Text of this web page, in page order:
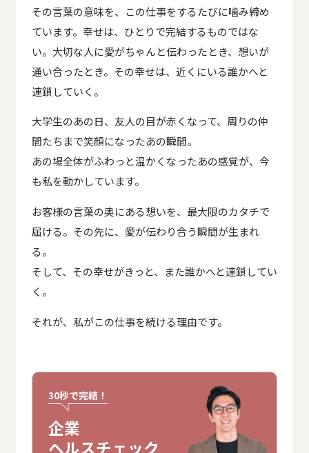
その言葉の意味を、この仕事をするたびに噛み締め
ています。幸せは、ひとりで完結するものではな
い。大切な人に愛がちゃんと伝わったとき、想いが
通い合ったとき。その幸せは、近くにいる誰かへと
連鎖していく。
大学生のあの日、友人の目が赤くなって、周りの仲
間たちまで笑顔になったあの瞬間。
あの場全体がふわっと温かくなったあの感覚が、今
も私を動かしています。
お客様の言葉の奥にある想いを、最大限のカタチで
届ける。その先に、愛が伝わり合う瞬間が生まれ
る。
そして、その幸せがきっと、また誰かへと連鎖してい
く。
それが、私がこの仕事を続ける理由です。
30秒で完結！
企業
ヘルスチェック